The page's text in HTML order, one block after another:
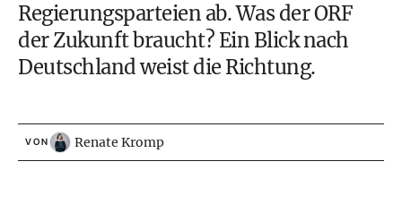
Regierungsparteien ab. Was der ORF
der Zukunft braucht? Ein Blick nach
Deutschland weist die Richtung.
VON Renate Kromp